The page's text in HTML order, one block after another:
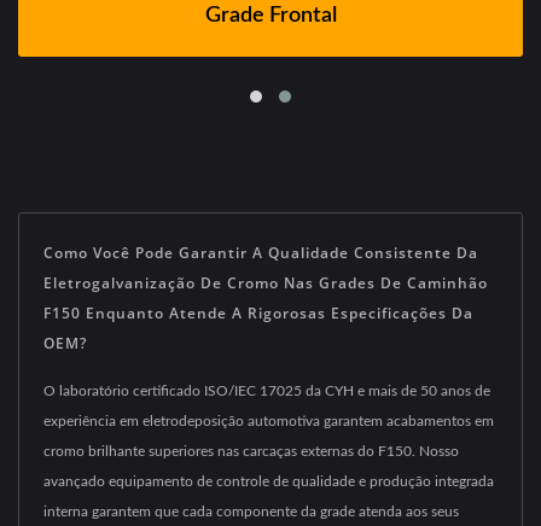
Grade Frontal
Como Você Pode Garantir A Qualidade Consistente Da
Eletrogalvanização De Cromo Nas Grades De Caminhão
F150 Enquanto Atende A Rigorosas Especificações Da
OEM?
O laboratório certificado ISO/IEC 17025 da CYH e mais de 50 anos de
experiência em eletrodeposição automotiva garantem acabamentos em
cromo brilhante superiores nas carcaças externas do F150. Nosso
avançado equipamento de controle de qualidade e produção integrada
interna garantem que cada componente da grade atenda aos seus